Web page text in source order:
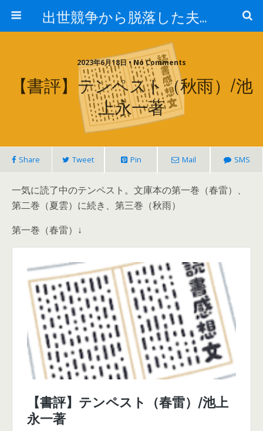
出世競争から脱落した夫と妻の日常
2023年6月18日 • No Comments
【書評】テンペスト（秋雨）/池
上永一著
Share Tweet Pin Mail SMS
一気に読了中のテンペスト。文庫本の第一巻（春雷）、
第二巻（夏雲）に続き、第三巻（秋雨）
第一巻（春雷）↓